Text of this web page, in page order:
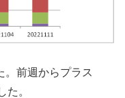
。前週からプラス
た。